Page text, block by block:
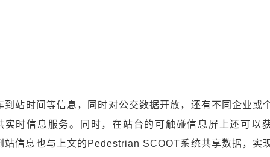
站时间等信息，同时对公交数据开放，还有不同企业或
时信息服务。同时，在站台的可触碰信息屏上还可以
站信息也与上文的Pedestrian SCOOT系统共享数据，实